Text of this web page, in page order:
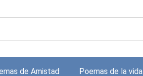
de Amistad Poemas de la vida